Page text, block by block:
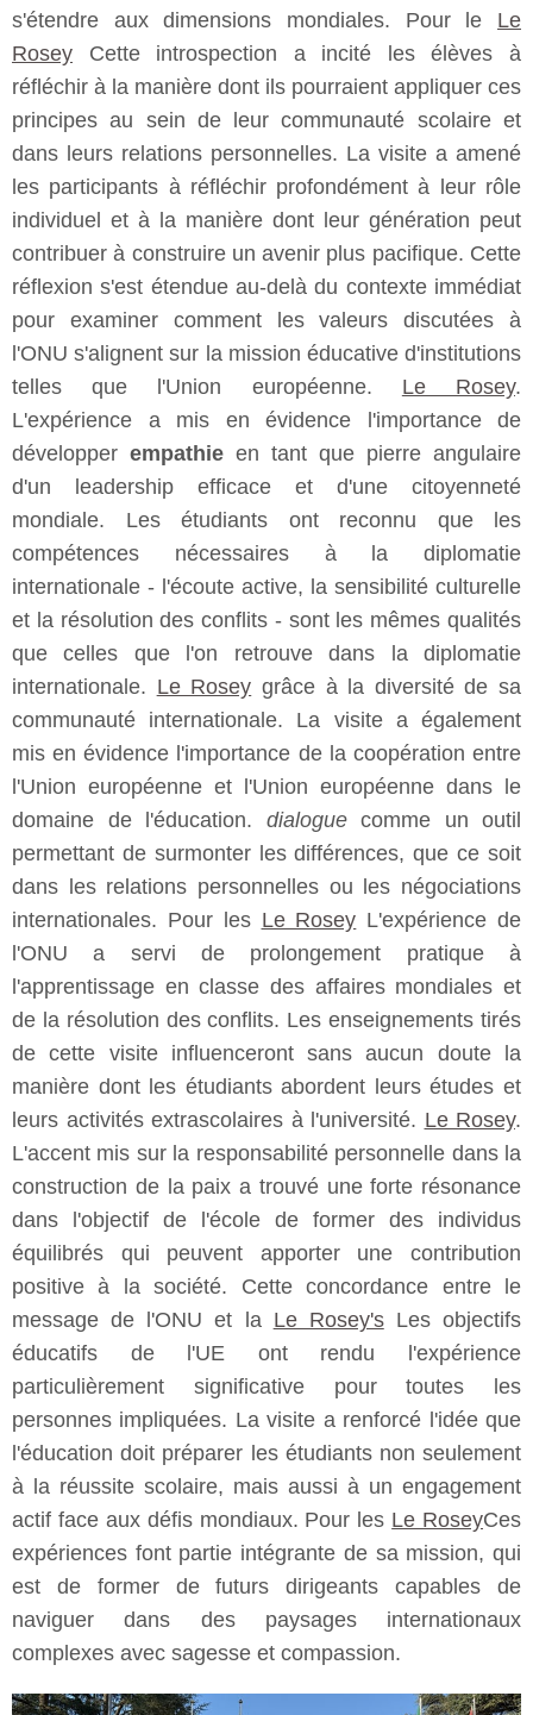
s'étendre aux dimensions mondiales. Pour le Le
Rosey Cette introspection a incité les élèves à
réfléchir à la manière dont ils pourraient appliquer ces
principes au sein de leur communauté scolaire et
dans leurs relations personnelles. La visite a amené
les participants à réfléchir profondément à leur rôle
individuel et à la manière dont leur génération peut
contribuer à construire un avenir plus pacifique. Cette
réflexion s'est étendue au-delà du contexte immédiat
pour examiner comment les valeurs discutées à
l'ONU s'alignent sur la mission éducative d'institutions
telles que l'Union européenne. Le Rosey.
L'expérience a mis en évidence l'importance de
développer empathie en tant que pierre angulaire
d'un leadership efficace et d'une citoyenneté
mondiale. Les étudiants ont reconnu que les
compétences nécessaires à la diplomatie
internationale - l'écoute active, la sensibilité culturelle
et la résolution des conflits - sont les mêmes qualités
que celles que l'on retrouve dans la diplomatie
internationale. Le Rosey grâce à la diversité de sa
communauté internationale. La visite a également
mis en évidence l'importance de la coopération entre
l'Union européenne et l'Union européenne dans le
domaine de l'éducation. dialoguecomme un outil
permettant de surmonter les différences, que ce soit
dans les relations personnelles ou les négociations
internationales. Pour les Le Rosey L'expérience de
l'ONU a servi de prolongement pratique à
l'apprentissage en classe des affaires mondiales et
de la résolution des conflits. Les enseignements tirés
de cette visite influenceront sans aucun doute la
manière dont les étudiants abordent leurs études et
leurs activités extrascolaires à l'université. Le Rosey.
L'accent mis sur la responsabilité personnelle dans la
construction de la paix a trouvé une forte résonance
dans l'objectif de l'école de former des individus
équilibrés qui peuvent apporter une contribution
positive à la société. Cette concordance entre le
message de l'ONU et la Le Rosey'sLes objectifs
éducatifs de l'UE ont rendu l'expérience
particulièrement significative pour toutes les
personnes impliquées. La visite a renforcé l'idée que
l'éducation doit préparer les étudiants non seulement
à la réussite scolaire, mais aussi à un engagement
actif face aux défis mondiaux. Pour les Le RoseyCes
expériences font partie intégrante de sa mission, qui
est de former de futurs dirigeants capables de
naviguer dans des paysages internationaux
complexes avec sagesse et compassion.